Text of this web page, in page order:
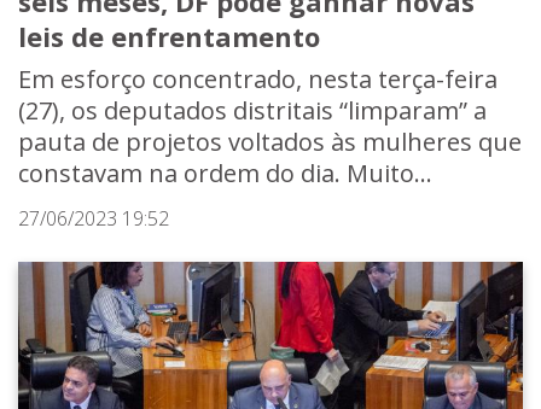
leis de enfrentamento
Em esforço concentrado, nesta terça-feira
(27), os deputados distritais “limparam” a
pauta de projetos voltados às mulheres que
constavam na ordem do dia. Muito...
27/06/2023 19:52